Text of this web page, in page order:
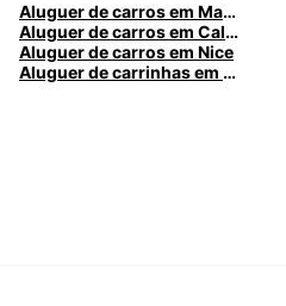
Aluguer de carros em Madrid
Aluguer de carros em Caldas da Rainha
Aluguer de carros em Nice
Aluguer de carrinhas em Santa Maria da Feira